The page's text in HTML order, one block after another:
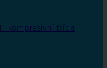
kompresivní třída